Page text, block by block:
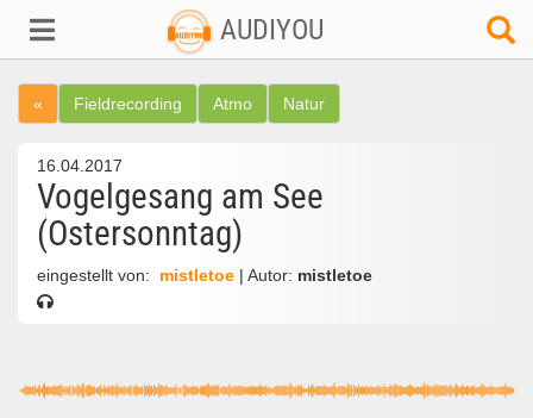
AUDIYOU
« Fieldrecording Atmo Natur
16.04.2017
Vogelgesang am See
(Ostersonntag)
eingestellt von: mistletoe | Autor: mistletoe